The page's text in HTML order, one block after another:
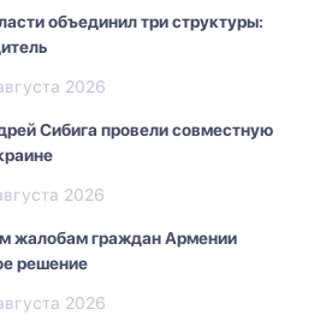
объединил три структуры:
2026
Сибига провели совместную
2026
жалобам граждан Армении
решение
2026